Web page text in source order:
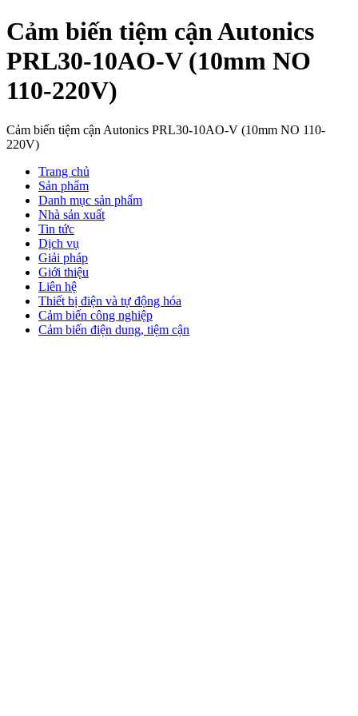
Cảm biến tiệm cận Autonics
PRL30-10AO-V (10mm NO
110-220V)
Cảm biến tiệm cận Autonics PRL30-10AO-V (10mm NO 110-
220V)
Trang chủ
Sản phẩm
Danh mục sản phẩm
Nhà sản xuất
Tin tức
Dịch vụ
Giải pháp
Giới thiệu
Liên hệ
Thiết bị điện và tự động hóa
Cảm biến công nghiệp
Cảm biến điện dung, tiệm cận